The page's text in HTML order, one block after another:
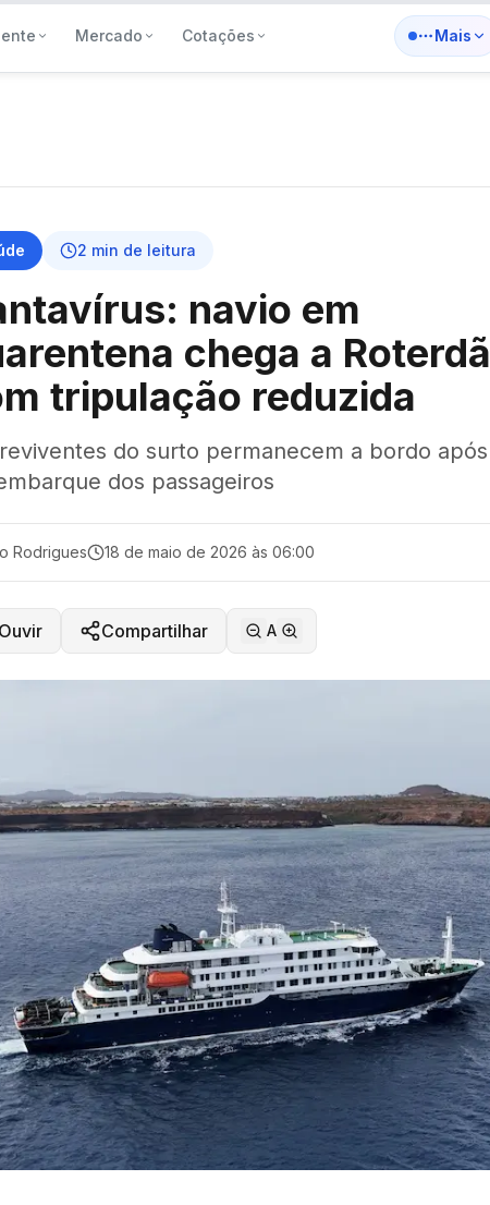
Mercado Cotações Mais
2 min de leitura
navio em
chega a Roterdã
tripulação reduzida
do surto permanecem a bordo após
dos passageiros
Rodrigues 18 de maio de 2026 às 06:00
Compartilhar A